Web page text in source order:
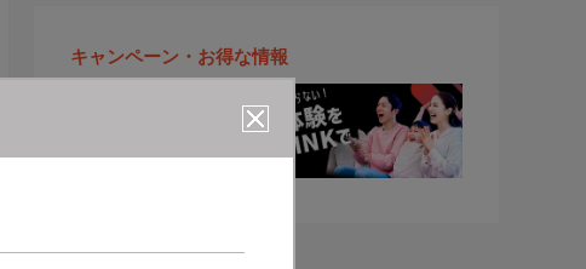
キャンペーン・お得な情報